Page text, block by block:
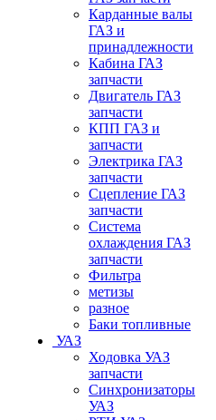
Карданные валы
ГАЗ и
принадлежности
Кабина ГАЗ
запчасти
Двигатель ГАЗ
запчасти
КПП ГАЗ и
запчасти
Электрика ГАЗ
запчасти
Сцепление ГАЗ
запчасти
Система
охлаждения ГАЗ
запчасти
Фильтра
метизы
разное
Баки топливные
УАЗ
Ходовка УАЗ
запчасти
Синхронизаторы
УАЗ